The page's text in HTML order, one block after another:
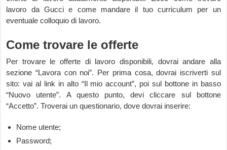
lavoro da Gucci e come mandare il tuo curriculum per un
eventuale colloquio di lavoro.
Come trovare le offerte
Per trovare le offerte di lavoro disponibili, dovrai andare alla
sezione “Lavora con noi”. Per prima cosa, dovrai iscriverti sul
sito: vai al link in alto “Il mio account”, poi sul bottone in basso
“Nuovo utente”. A questo punto, devi cliccare sul bottone
“Accetto”. Troverai un questionario, dove dovrai inserire:
Nome utente;
Password;